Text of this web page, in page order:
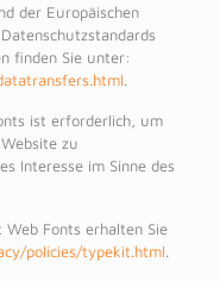
der Europäischen
finden Sie unter:
.
ist erforderlich, um
zu
Interesse im Sinne des
Fonts erhalten Sie
policies/typekit.html.